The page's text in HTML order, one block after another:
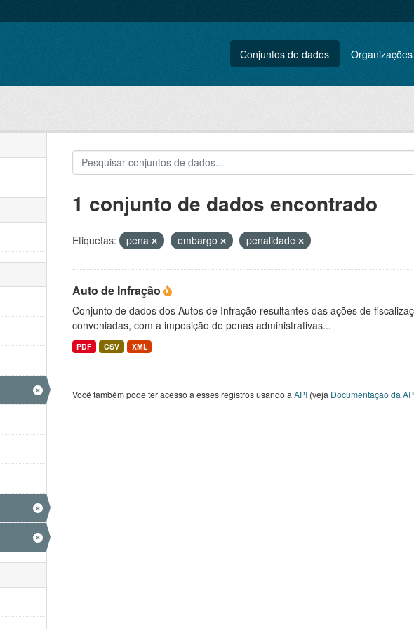
Conjuntos de dados Organizações
1 conjunto de dados encontrado
Etiquetas: pena embargo penalidade
Auto de Infração
Conjunto de dados dos Autos de Infração resultantes das ações de
conveniadas, com a imposição de penas administrativas...
PDF CSV XML
Você também pode ter acesso a esses registros usando a API(veja Documentação da